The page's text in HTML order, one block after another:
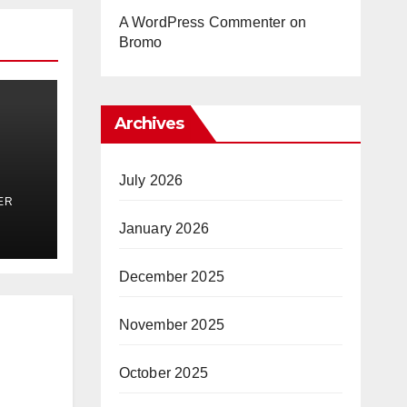
A WordPress Commenter on
Bromo
Archives
July 2026
January 2026
December 2025
November 2025
October 2025